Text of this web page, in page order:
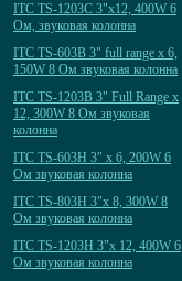
ITC TS-1203C 3"x12, 400W 6
Ом, звуковая колонна
ITC TS-603B 3" full range x 6,
150W 8 Ом звуковая колонна
ITC TS-1203B 3" Full Range x
12, 300W 8 Ом звуковая
колонна
ITC TS-603H 3" x 6, 200W 6
Ом звуковая колонна
ITC TS-803H 3"x 8, 300W 8
Ом звуковая колонна
ITC TS-1203H 3"x 12, 400W 6
Ом звуковая колонна